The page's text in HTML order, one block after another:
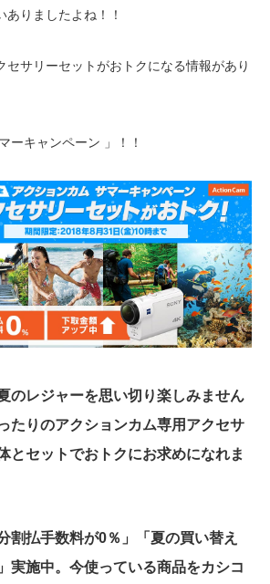
ありましたよね！！
セサリーセットがおトクになる情報があり
ーキャンペーン 」！！
のレジャーを思い切り楽しみません
たりのアクションカム専用アクセサ
とセットでおトクにお求めになれま
割払手数料が0％」「夏の買い替え
実施中。今使っている商品をカシコ